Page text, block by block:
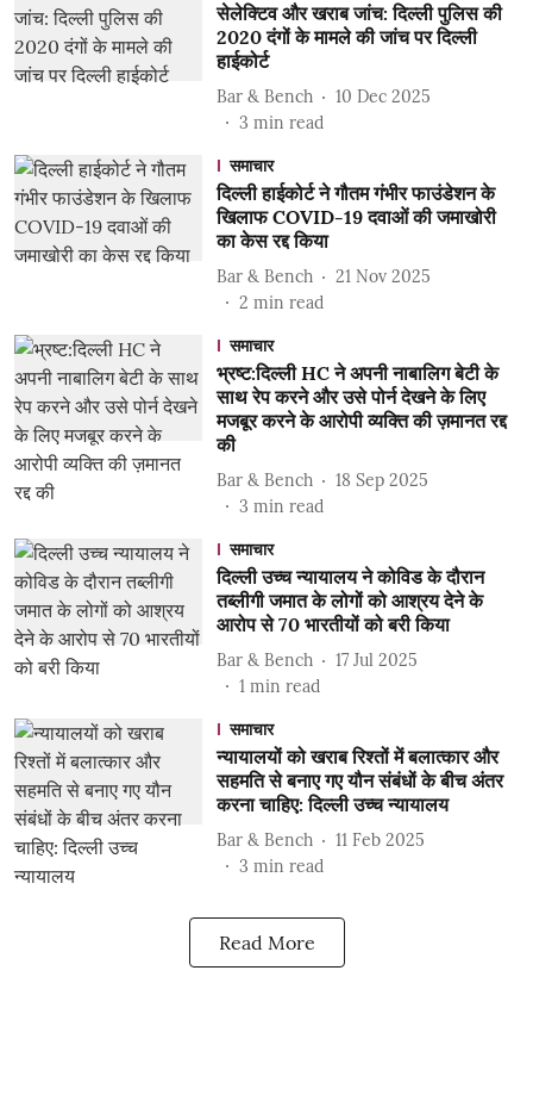
सेलेक्टिव और खराब जांच: दिल्ली पुलिस की
2020 दंगों के मामले की जांच पर दिल्ली
हाईकोर्ट
Bar & Bench
10 Dec 2025
3 min read
समाचार
दिल्ली हाईकोर्ट ने गौतम गंभीर फाउंडेशन के
खिलाफ COVID-19 दवाओं की जमाखोरी
का केस रद्द किया
Bar & Bench
21 Nov 2025
2 min read
समाचार
भ्रष्ट:दिल्ली HC ने अपनी नाबालिग बेटी के
साथ रेप करने और उसे पोर्न देखने के लिए
मजबूर करने के आरोपी व्यक्ति की ज़मानत रद्द
की
Bar & Bench
18 Sep 2025
3 min read
समाचार
दिल्ली उच्च न्यायालय ने कोविड के दौरान
तब्लीगी जमात के लोगों को आश्रय देने के
आरोप से 70 भारतीयों को बरी किया
Bar & Bench
17 Jul 2025
1 min read
समाचार
न्यायालयों को खराब रिश्तों में बलात्कार और
सहमति से बनाए गए यौन संबंधों के बीच अंतर
करना चाहिए: दिल्ली उच्च न्यायालय
Bar & Bench
11 Feb 2025
3 min read
Read More